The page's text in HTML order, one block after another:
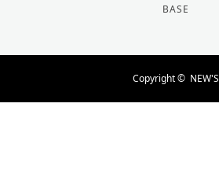
BASE
Copyright © NEW'S